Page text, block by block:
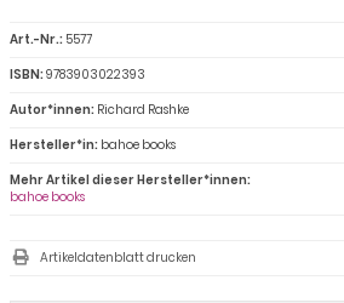
Art.-Nr.: 5577
ISBN:9783903022393
Autor*innen: Richard Rashke
Hersteller*in: bahoe books
Mehr Artikel dieser Hersteller*innen:
bahoe books
Artikeldatenblatt drucken